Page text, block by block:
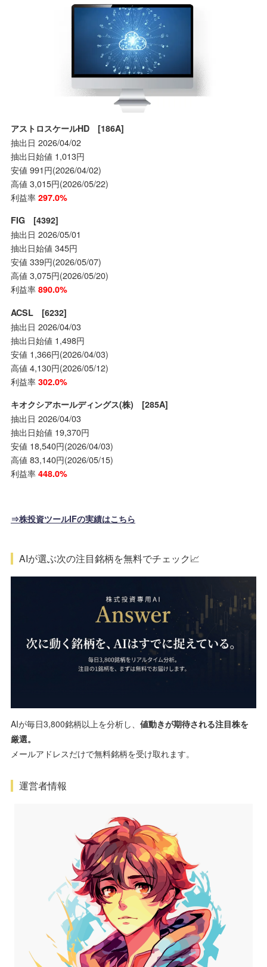
アストロスケールHD [186A]
抽出日 2026/04/02
抽出日始値 1,013円
安値 991円(2026/04/02)
高値 3,015円(2026/05/22)
利益率 297.0%
FIG [4392]
抽出日 2026/05/01
抽出日始値 345円
安値 339円(2026/05/07)
高値 3,075円(2026/05/20)
利益率 890.0%
ACSL [6232]
抽出日 2026/04/03
抽出日始値 1,498円
安値 1,366円(2026/04/03)
高値 4,130円(2026/05/12)
利益率 302.0%
キオクシアホールディングス(株) [285A]
抽出日 2026/04/03
抽出日始値 19,370円
安値 18,540円(2026/04/03)
高値 83,140円(2026/05/15)
利益率 448.0%
⇒株投資ツールIFの実績はこちら
AIが選ぶ次の注目銘柄を無料でチェック📈
AIが毎日3,800銘柄以上を分析し、 値動きが期待される注目株を
厳選。
メールアドレスだけで無料銘柄を受け取れます。
運営者情報